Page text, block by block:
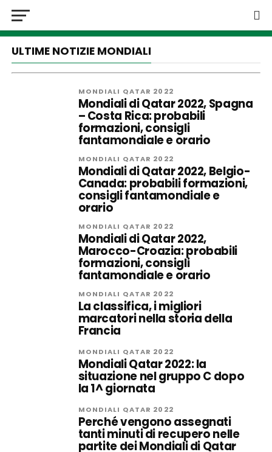
ULTIME NOTIZIE MONDIALI
MONDIALI QATAR 2022
Mondiali di Qatar 2022, Spagna
– Costa Rica: probabili
formazioni, consigli
fantamondiale e orario
MONDIALI QATAR 2022
Mondiali di Qatar 2022, Belgio-
Canada: probabili formazioni,
consigli fantamondiale e
orario
MONDIALI QATAR 2022
Mondiali di Qatar 2022,
Marocco-Croazia: probabili
formazioni, consigli
fantamondiale e orario
MONDIALI QATAR 2022
La classifica, i migliori
marcatori nella storia della
Francia
MONDIALI QATAR 2022
Mondiali Qatar 2022: la
situazione nel gruppo C dopo
la 1^ giornata
MONDIALI QATAR 2022
Perché vengono assegnati
tanti minuti di recupero nelle
partite dei Mondiali di Qatar